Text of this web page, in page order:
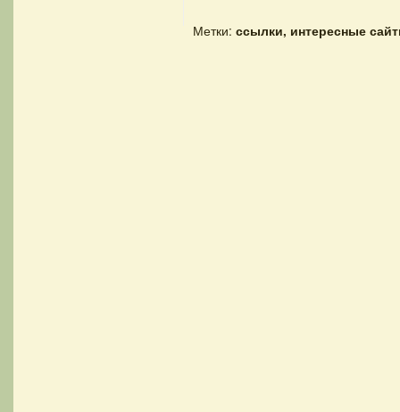
Метки: ссылки, интересные